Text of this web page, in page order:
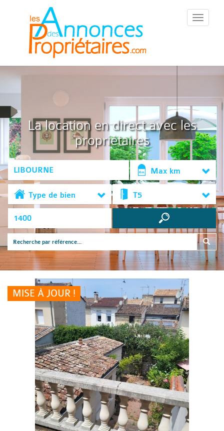
::Menu::
La location en direct avec les
propriétaires
Max km
Type de bien T5
MISE À JOUR !